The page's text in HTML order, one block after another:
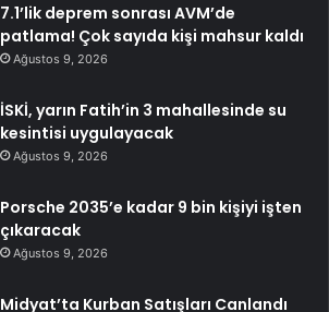
7.1’lik deprem sonrası AVM’de
patlama! Çok sayıda kişi mahsur kaldı
Ağustos 9, 2026
İSKİ, yarın Fatih’in 3 mahallesinde su
kesintisi uygulayacak
Ağustos 9, 2026
Porsche 2035’e kadar 9 bin kişiyi işten
çıkaracak
Ağustos 9, 2026
Midyat’ta Kurban Satışları Canlandı